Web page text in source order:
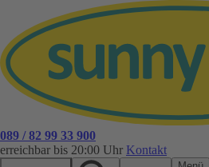
089 / 82 99 33 900
erreichbar bis 20:00 Uhr Kontakt